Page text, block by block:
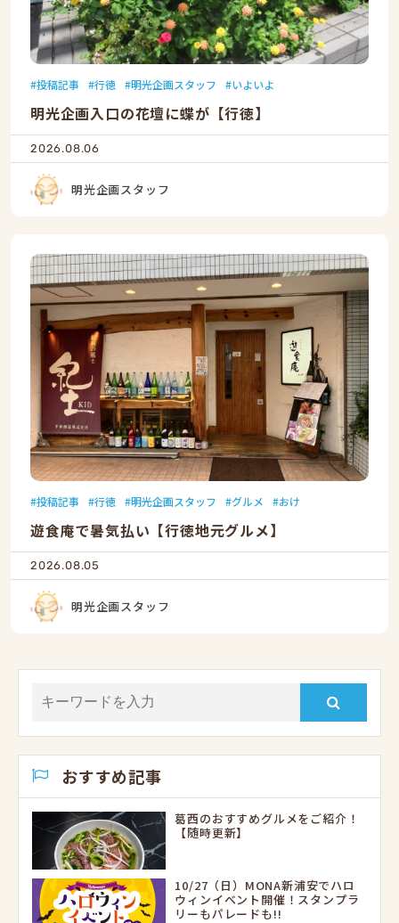
投稿記事 行徳 明光企画スタッフ いよいよ
明光企画入口の花壇に蝶が【行徳】
2026.08.06
明光企画スタッフ
投稿記事 行徳 明光企画スタッフ グルメ おけ
遊食庵で暑気払い【行徳地元グルメ】
2026.08.05
明光企画スタッフ
おすすめ記事
葛西のおすすめグルメをご紹介！
【随時更新】
10/27（日）MONA新浦安でハロ
ウィンイベント開催！スタンプラ
リーもパレードも!!